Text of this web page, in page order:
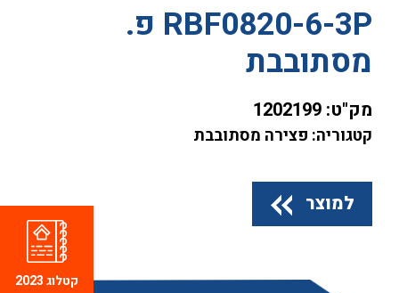
RBF0820-6-3P פ.
מסתובבת
מק"ט: 1202199
קטגוריה: פצירה מסתובבת
למוצר
קטלוג 2023